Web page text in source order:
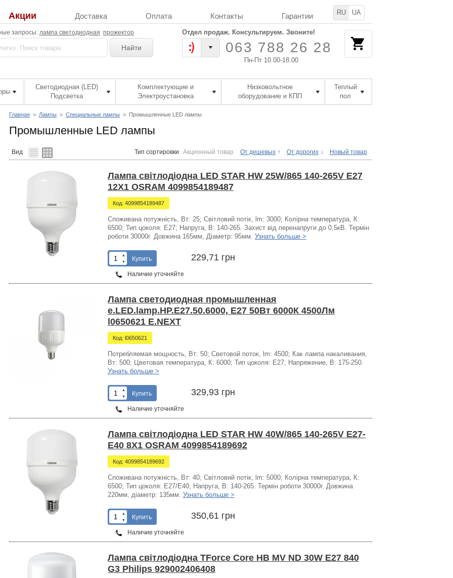
RU UA
Акции Доставка Оплата Контакты Гарантии
запросы: лампа светодиодная прожектор
Найти
Отдел продаж. Консультируем. Звоните!
063 788 26 28
Пн-Пт 10.00-18.00
Светодиодная (LED)
Подсветка
Комплектующие и
Электроустановка
Низковольтное
оборудование и КПП
Теплый
пол
Главная > Лампы > Специальные лампы > Промышленные LED лампы
Промышленные LED лампы
Вид Тип сортировки Акционный товар От дешевых От дорогих Новый товар
Лампа світлодіодна LED STAR HW 25W/865 140-265V E27
12X1 OSRAM 4099854189487
Код: 4099854189487
Споживана потужність, Вт: 25; Світловий потік, lm: 3000; Колірна температура, К:
6500; Тип цоколя: Е27; Напруга, В: 140-265. Захист від перенапруги до 0,5кВ. Термін
роботи 30000г. Довжина 165мм, Діаметр: 95мм. Узнать больше >
▲
▼
Купить 229,71 грн
Наличие уточняйте
Лампа светодиодная промышленная
e.LED.lamp.HP.E27.50.6000, Е27 50Вт 6000К 4500Лм
l0650621 E.NEXT
Код: l0650621
Потребляемая мощность, Вт: 50; Световой поток, lm: 4500; Как лампа накаливания,
Вт: 500; Цветовая температура, К: 6000; Тип цоколя: Е27; Напряжение, В: 175-250.
Узнать больше >
▲
▼
Купить 329,93 грн
Наличие уточняйте
Лампа світлодіодна LED STAR HW 40W/865 140-265V E27-
E40 8X1 OSRAM 4099854189692
Код: 4099854189692
Споживана потужність, Вт: 40; Світловий потік, lm: 5000; Колірна температура, К:
6500; Тип цоколя: Е27/Е40; Напруга, В: 140-265. Термін роботи 30000г. Довжина
220мм, діаметр: 135мм. Узнать больше >
▲
▼
Купить 350,61 грн
Наличие уточняйте
Лампа світлодіодна TForce Core HB MV ND 30W E27 840
G3 Philips 929002406408